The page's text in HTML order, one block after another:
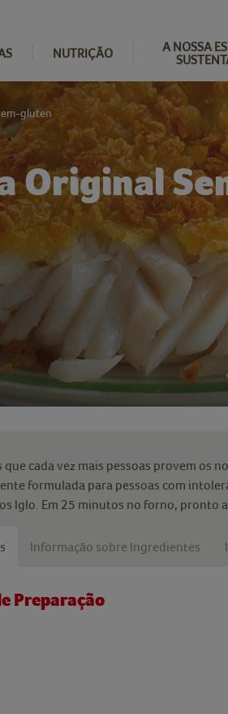
NUTRIÇÃO
A NOSSA
Original
gluten
que cada vez mais pessoas provem os
formulada para pessoas com
Iglo. Em 25 minutos no forno, pronto
Informação sobre Ingredientes
Preparação